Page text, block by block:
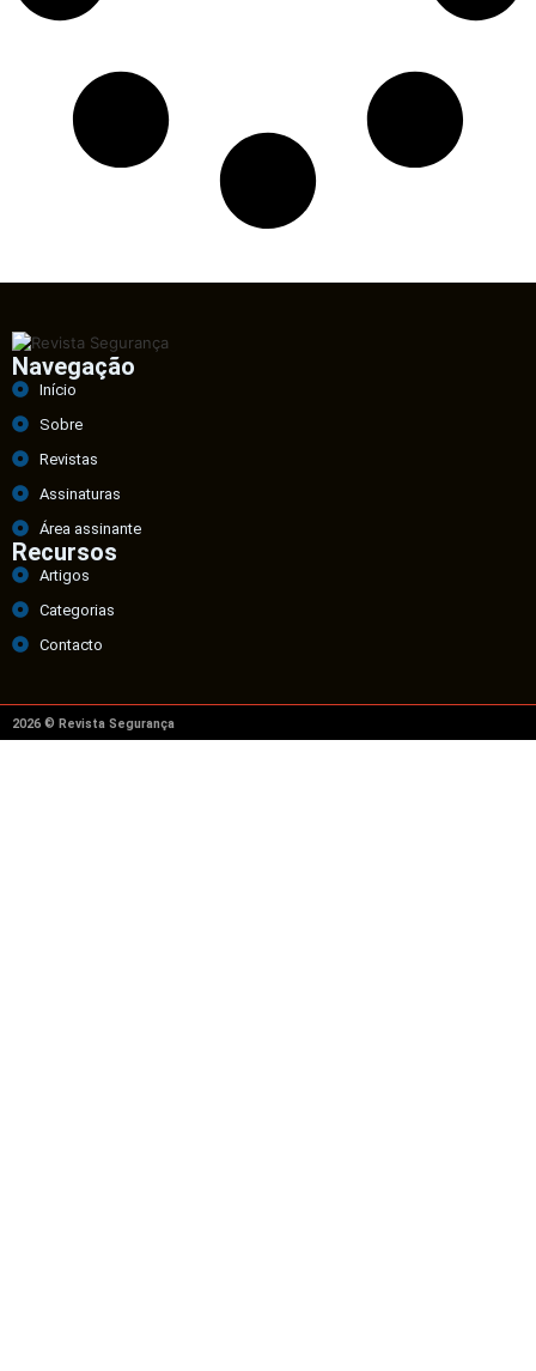
Navegação
Início
Sobre
Revistas
Assinaturas
Área assinante
Recursos
Artigos
Categorias
Contacto
2026 © Revista Segurança